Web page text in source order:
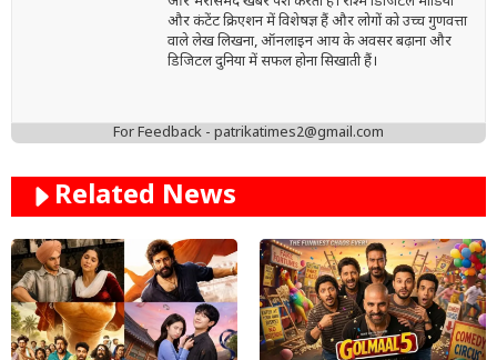
और कंटेंट क्रिएशन में विशेषज्ञ हैं और लोगों को उच्च गुणवत्ता
वाले लेख लिखना, ऑनलाइन आय के अवसर बढ़ाना और
डिजिटल दुनिया में सफल होना सिखाती हैं।
For Feedback - patrikatimes2@gmail.com
Related News